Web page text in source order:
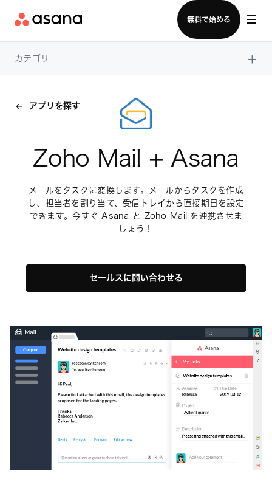
無料で始める
セールスチームに問い合わせる
カテゴリ ×
アプリを探す
Zoho Mail + Asana
メールをタスクに変換します。メールからタスクを作成
し、担当者を割り当て、受信トレイから直接期日を設定
できます。今すぐ Asana と Zoho Mail を連携させま
しょう！
セールスに問い合わせる